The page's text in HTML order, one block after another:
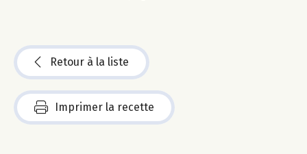
Retour à la liste
Imprimer la recette